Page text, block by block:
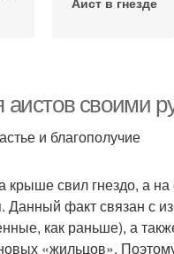
аистов своими
и благополучие
свил гнездо, а на
факт связан с
как раньше), а
«жильцов».